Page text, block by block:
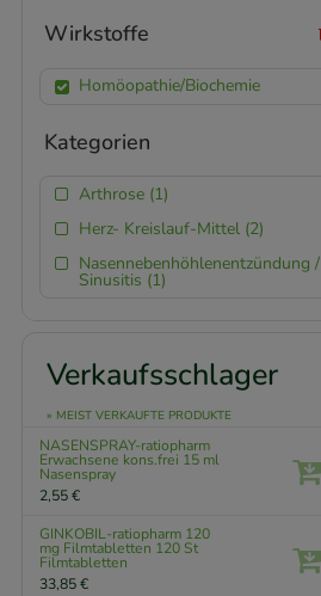
Wirkstoffe
Homöopathie/Biochemie
Kategorien
Arthrose (1)
Herz- Kreislauf-Mittel (2)
Nasennebenhöhlenentzündung /
Sinusitis (1)
Verkaufsschlager
» MEIST VERKAUFTE PRODUKTE
NASENSPRAY-ratiopharm
Erwachsene kons.frei 15 ml
Nasenspray
2,55 €
GINKOBIL-ratiopharm 120
mg Filmtabletten 120 St
Filmtabletten
33,85 €